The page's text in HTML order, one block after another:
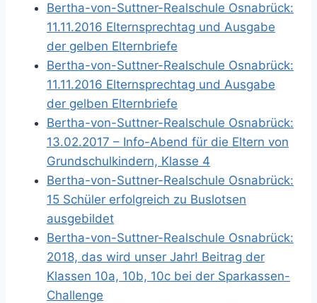
Bertha-von-Suttner-Realschule Osnabrück:
11.11.2016 Elternsprechtag und Ausgabe
der gelben Elternbriefe
Bertha-von-Suttner-Realschule Osnabrück:
11.11.2016 Elternsprechtag und Ausgabe
der gelben Elternbriefe
Bertha-von-Suttner-Realschule Osnabrück:
13.02.2017 – Info-Abend für die Eltern von
Grundschulkindern, Klasse 4
Bertha-von-Suttner-Realschule Osnabrück:
15 Schüler erfolgreich zu Buslotsen
ausgebildet
Bertha-von-Suttner-Realschule Osnabrück:
2018, das wird unser Jahr! Beitrag der
Klassen 10a, 10b, 10c bei der Sparkassen-
Challenge